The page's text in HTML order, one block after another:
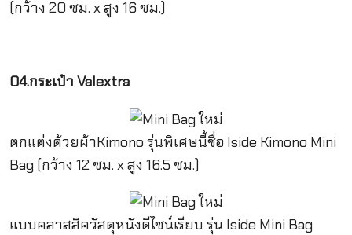
(กว้าง 20 ซม. x สูง 16 ซม.)
04.กระเป๋า Valextra
ตกแต่งด้วยผ้าKimono รุ่นพิเศษนี้ชื่อ Iside Kimono Mini
Bag (กว้าง 12 ซม. x สูง 16.5 ซม.)
แบบคลาสสิควัสดุหนังดีไซน์เรียบ รุ่น Iside Mini Bag